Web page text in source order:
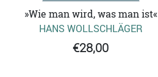
»Wie man wird, was man ist«
HANS WOLLSCHLÄGER
€28,00